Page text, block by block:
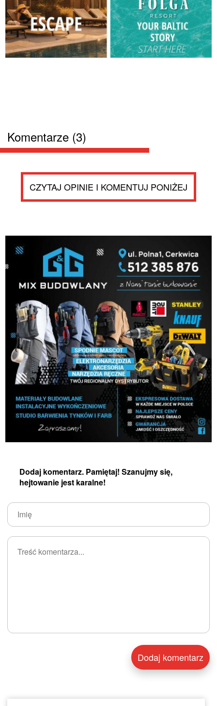
Komentarze (3)
CZYTAJ OPINIE I KOMENTUJ PONIŻEJ
Dodaj komentarz. Pamiętaj! Szanujmy się,
hejtowanie jest karalne!